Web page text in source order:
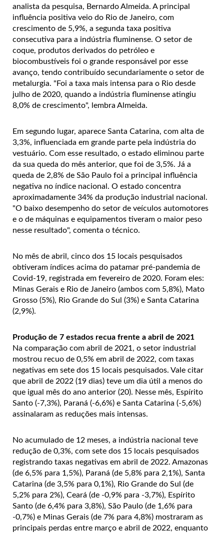
analista da pesquisa, Bernardo Almeida. A principal
influência positiva veio do Rio de Janeiro, com
crescimento de 5,9%, a segunda taxa positiva
consecutiva para a indústria fluminense. O setor de
coque, produtos derivados do petróleo e
biocombustíveis foi o grande responsável por esse
avanço, tendo contribuído secundariamente o setor de
metalurgia. "Foi a taxa mais intensa para o Rio desde
julho de 2020, quando a indústria fluminense atingiu
8,0% de crescimento", lembra Almeida.
Em segundo lugar, aparece Santa Catarina, com alta de
3,3%, influenciada em grande parte pela indústria do
vestuário. Com esse resultado, o estado eliminou parte
da sua queda do mês anterior, que foi de 3,5%. Já a
queda de 2,8% de São Paulo foi a principal influência
negativa no índice nacional. O estado concentra
aproximadamente 34% da produção industrial nacional.
"O baixo desempenho do setor de veículos automotores
e o de máquinas e equipamentos tiveram o maior peso
nesse resultado", comenta o técnico.
No mês de abril, cinco dos 15 locais pesquisados
obtiveram índices acima do patamar pré-pandemia de
Covid-19, registrada em fevereiro de 2020. Foram eles:
Minas Gerais e Rio de Janeiro (ambos com 5,8%), Mato
Grosso (5%), Rio Grande do Sul (3%) e Santa Catarina
(2,9%).
Produção de 7 estados recua frente a abril de 2021
Na comparação com abril de 2021, o setor industrial
mostrou recuo de 0,5% em abril de 2022, com taxas
negativas em sete dos 15 locais pesquisados. Vale citar
que abril de 2022 (19 dias) teve um dia útil a menos do
que igual mês do ano anterior (20). Nesse mês, Espírito
Santo (-7,3%), Paraná (-6,6%) e Santa Catarina (-5,6%)
assinalaram as reduções mais intensas.
No acumulado de 12 meses, a indústria nacional teve
redução de 0,3%, com sete dos 15 locais pesquisados
registrando taxas negativas em abril de 2022. Amazonas
(de 6,5% para 1,5%), Paraná (de 5,8% para 2,1%), Santa
Catarina (de 3,5% para 0,1%), Rio Grande do Sul (de
5,2% para 2%), Ceará (de -0,9% para -3,7%), Espírito
Santo (de 6,4% para 3,8%), São Paulo (de 1,6% para
-0,7%) e Minas Gerais (de 7% para 4,8%) mostraram as
principais perdas entre março e abril de 2022, enquanto